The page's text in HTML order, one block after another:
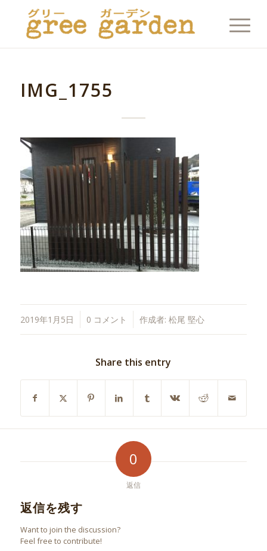
IMG_1755
2019年1月5日 0 コメント
/ 作成者: 松尾 堅心
Share this entry
0
返信
返信を残す
Want to join the discussion?
Feel free to contribute!